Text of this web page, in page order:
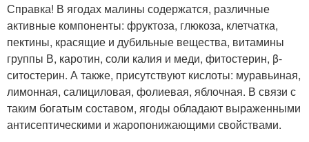
Справка! В ягодах малины содержатся, различные
активные компоненты: фруктоза, глюкоза, клетчатка,
пектины, красящие и дубильные вещества, витамины
группы В, каротин, соли калия и меди, фитостерин, β-
ситостерин. А также, присутствуют кислоты: муравьиная,
лимонная, салициловая, фолиевая, яблочная. В связи с
таким богатым составом, ягоды обладают выраженными
антисептическими и жаропонижающими свойствами.